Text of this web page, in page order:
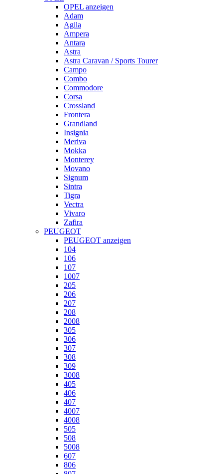
OPEL anzeigen
Adam
Agila
Ampera
Antara
Astra
Astra Caravan / Sports Tourer
Campo
Combo
Commodore
Corsa
Crossland
Frontera
Grandland
Insignia
Meriva
Mokka
Monterey
Movano
Signum
Sintra
Tigra
Vectra
Vivaro
Zafira
PEUGEOT
PEUGEOT anzeigen
104
106
107
1007
205
206
207
208
2008
305
306
307
308
309
3008
405
406
407
4007
4008
505
508
5008
607
806